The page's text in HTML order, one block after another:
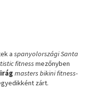
aspanyolországi Santa
fitnessmezőnyben
masters bikini fitness-
zárt.